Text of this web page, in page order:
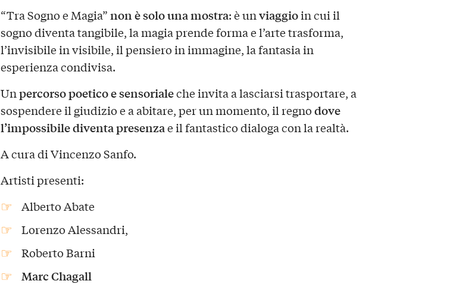
“Tra Sogno e Magia”non è solo una mostra: è unviaggioin cui il
sogno diventa tangibile, la magia prende forma e l’arte trasforma,
l’invisibile in visibile, il pensiero in immagine, la fantasia in
esperienza condivisa.
Unpercorso poetico e sensorialeche invita a lasciarsi trasportare, a
sospendere il giudizio e a abitare, per un momento, il regnodove
l’impossibile diventa presenzae il fantastico dialoga con la realtà.
A cura di Vincenzo Sanfo.
Artisti presenti:
Alberto Abate
Lorenzo Alessandri,
Roberto Barni
Marc Chagall